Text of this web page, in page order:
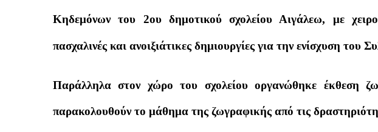
Κηδεμόνων του 2ου δημοτικού σχολείου Αιγάλεω, με
πασχαλινές και ανοιξιάτικες δημιουργίες για την ενίσχυση του
Παράλληλα στον χώρο του σχολείου οργανώθηκε έκθεση
παρακολουθούν το μάθημα της ζωγραφικής από τις